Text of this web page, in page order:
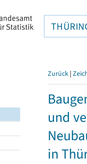
Zurück |
und
in